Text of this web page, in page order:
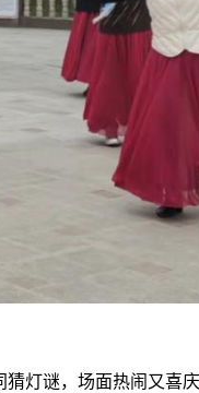
灯谜，场面热闹又喜庆